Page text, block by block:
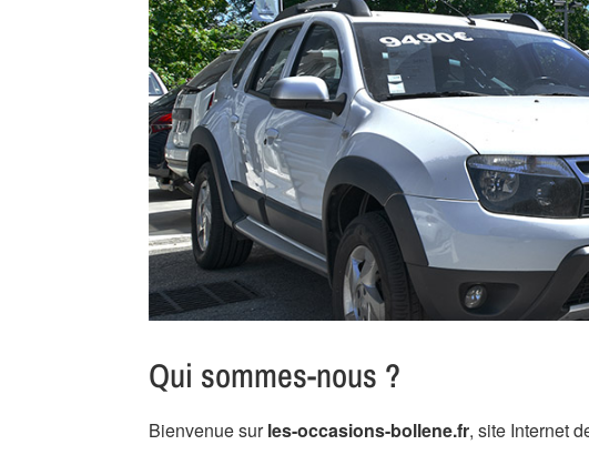
Qui sommes-nous ?
Bienvenue surles-occasions-bollene.fr, site Internet